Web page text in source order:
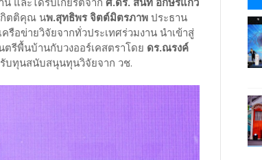
กิตติคุณ นพ.สุทธิพร จิตต์มิตรภาพ ประธาน
อข่ายวิจัยจากทั่วประเทศร่วมงาน นำเข้าสู่
ตรีพื้นบ้านกับวงออร์เคสตราโดย ดร.ณรงค์
บทุนสนับสนุนทุนวิจัยจาก วช.